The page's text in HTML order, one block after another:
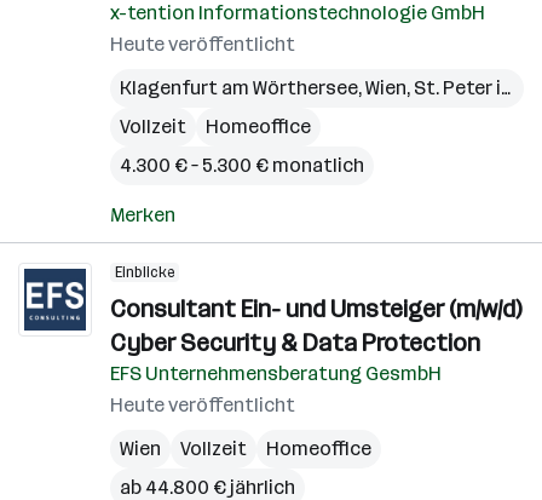
x-tention Informationstechnologie GmbH
Heute veröffentlicht
Klagenfurt am Wörthersee,Wien, St. Peter in der Au
Vollzeit
Homeoffice
4.300 € – 5.300 € monatlich
Merken
Einblicke
Consultant Ein- und Umsteiger (m/w/d)
Cyber Security & Data Protection
EFS Unternehmensberatung GesmbH
Heute veröffentlicht
Wien
Vollzeit
Homeoffice
ab 44.800 € jährlich